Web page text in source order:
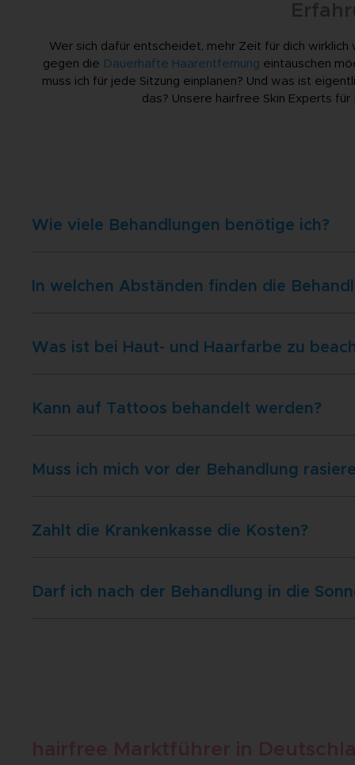
Wer sich dafür entscheidet, mehr Zeit für dich
gegen die Dauerhafte Haarentfernung eintauschen
muss ich für jede Sitzung einplanen? Und was ist
das? Unsere hairfree Skin Experts
Wie viele Behandlungen benötige ich?
In welchen Abständen finden die
Was ist bei Haut- und Haarfarbe zu
Kann auf Tattoos behandelt werden?
Muss ich mich vor der Behandlung
Zahlt die Krankenkasse die Kosten?
Darf ich nach der Behandlung in die